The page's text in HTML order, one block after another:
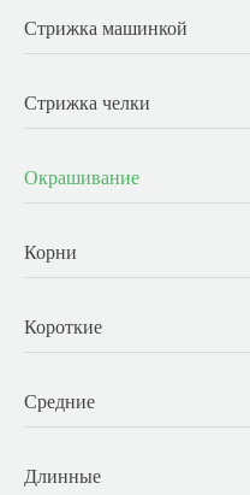
Стрижка машинкой
Стрижка челки
Окрашивание
Корни
Короткие
Средние
Длинные